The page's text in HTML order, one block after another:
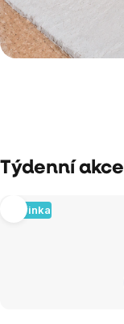
Týdenní akce
Novinka